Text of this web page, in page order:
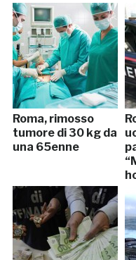
Roma, rimosso
tumore di 30 kg da
una 65enne